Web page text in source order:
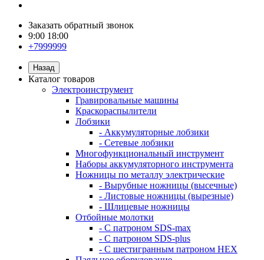
Заказать обратный звонок
9:00 18:00
+7999999
Назад
Каталог товаров
Электроинструмент
Гравировальные машины
Краскораспылители
Лобзики
- Аккумуляторные лобзики
- Сетевые лобзики
Многофункциональный инструмент
Наборы аккумуляторного инструмента
Ножницы по металлу электрические
- Вырубные ножницы (высечные)
- Листовые ножницы (вырезные)
- Шлицевые ножницы
Отбойные молотки
- С патроном SDS-max
- С патроном SDS-plus
- С шестигранным патроном HEX